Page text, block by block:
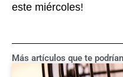
este miércoles!
Más artículos que te